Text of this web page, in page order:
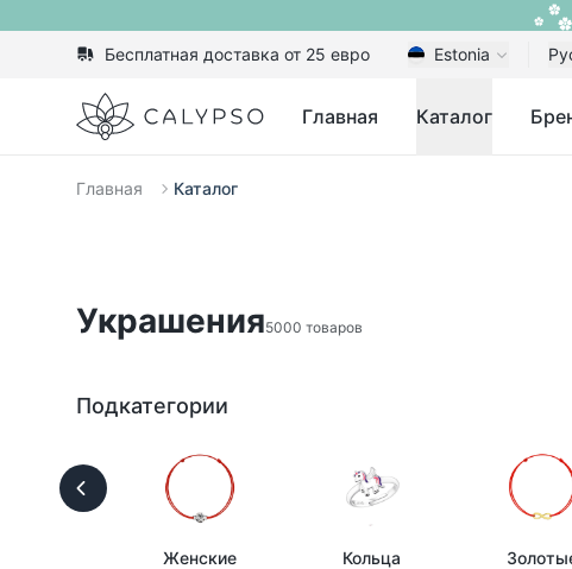
Бесплатная доставка от 25 евро Estonia
Calypso Главная Каталог
Главная Каталог
Украшения5000 товаров
Подкатегории
Женские
Кольца